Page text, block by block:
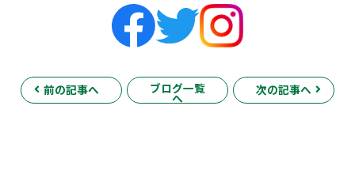
前の記事へ ブログ一覧
へ
次の記事へ